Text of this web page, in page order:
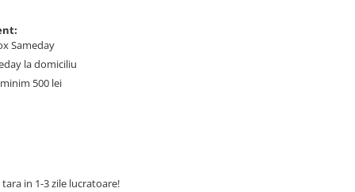
Sameday
la domiciliu
500 lei
in 1-3 zile lucratoare!